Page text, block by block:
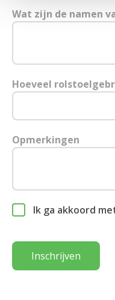
Wat zijn de namen
Hoeveel
Opmerkingen
Ik ga akkoord
Inschrijven